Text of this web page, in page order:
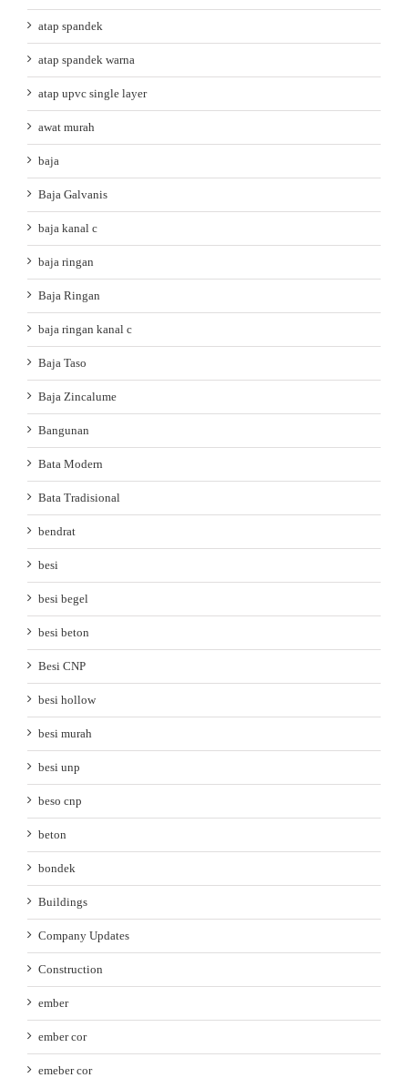
atap spandek
atap spandek warna
atap upvc single layer
awat murah
baja
Baja Galvanis
baja kanal c
baja ringan
Baja Ringan
baja ringan kanal c
Baja Taso
Baja Zincalume
Bangunan
Bata Modern
Bata Tradisional
bendrat
besi
besi begel
besi beton
Besi CNP
besi hollow
besi murah
besi unp
beso cnp
beton
bondek
Buildings
Company Updates
Construction
ember
ember cor
emeber cor